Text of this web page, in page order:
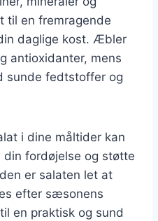
til en fremragende
daglige kost. Æbler
antioxidanter, mens
sunde fedtstoffer og
i dine måltider kan
fordøjelse og støtte
er salaten let at
efter sæsonens
en praktisk og sund